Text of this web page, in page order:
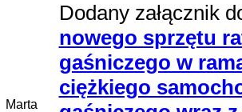
Marta
Dodany załącznik
nowego sprzętu
gaśniczego w
ciężkiego